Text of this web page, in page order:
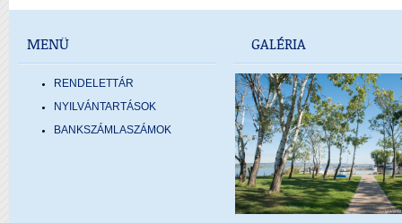
MENÜ
RENDELETTÁR
NYILVÁNTARTÁSOK
BANKSZÁMLASZÁMOK
GALÉRIA